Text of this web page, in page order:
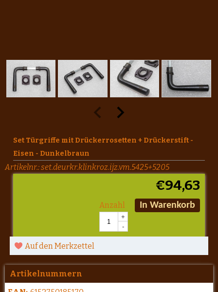
Set Türgriffe mit Drückerrosetten + Drückerstift -
Eisen - Dunkelbraun
Artikelnr.:set.deurkr.klinkroz.ijz.vm.5425+5205
€94,63
Anzahl
+
-
In Warenkorb
Auf den Merkzettel
Artikelnummern